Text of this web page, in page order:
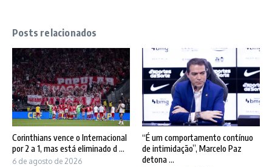
Posts relacionados
Corinthians vence o Internacional
por 2 a 1, mas está eliminado d ...
6 de agosto de 2026
“É um comportamento contínuo
de intimidação”, Marcelo Paz
detona ...